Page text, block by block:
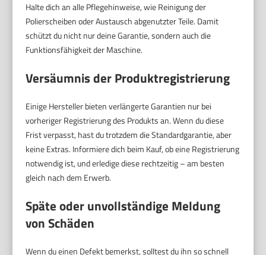
Halte dich an alle Pflegehinweise, wie Reinigung der
Polierscheiben oder Austausch abgenutzter Teile. Damit
schützt du nicht nur deine Garantie, sondern auch die
Funktionsfähigkeit der Maschine.
Versäumnis der Produktregistrierung
Einige Hersteller bieten verlängerte Garantien nur bei
vorheriger Registrierung des Produkts an. Wenn du diese
Frist verpasst, hast du trotzdem die Standardgarantie, aber
keine Extras. Informiere dich beim Kauf, ob eine Registrierung
notwendig ist, und erledige diese rechtzeitig – am besten
gleich nach dem Erwerb.
Späte oder unvollständige Meldung
von Schäden
Wenn du einen Defekt bemerkst, solltest du ihn so schnell